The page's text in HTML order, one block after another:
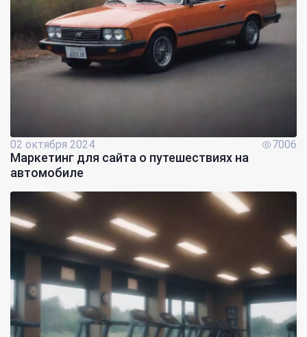
02 октября 2024 7006
Маркетинг для сайта о путешествиях на
автомобиле